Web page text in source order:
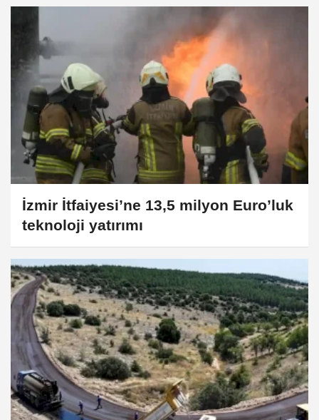
İzmir İtfaiyesi’ne 13,5 milyon Euro’luk
teknoloji yatırımı